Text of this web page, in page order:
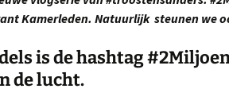
Kamerleden. Natuurlijk steunen we
is de hashtag
de lucht.